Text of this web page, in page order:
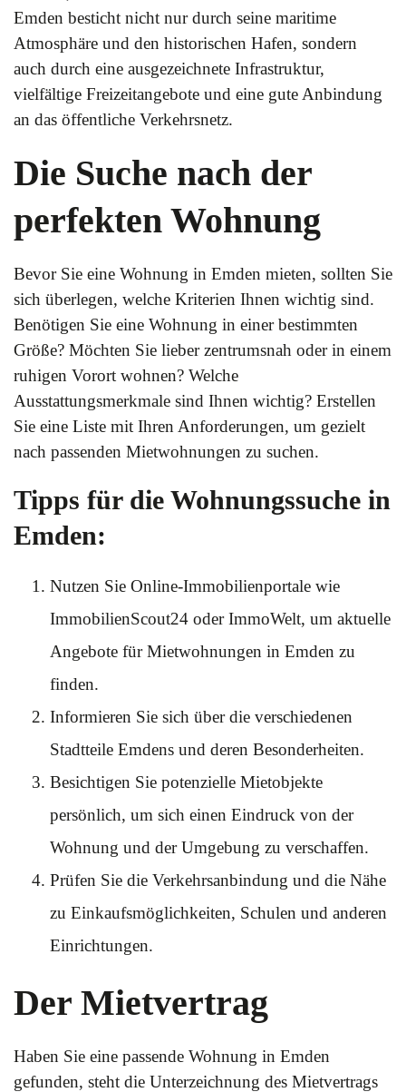
Emden besticht nicht nur durch seine maritime
Atmosphäre und den historischen Hafen, sondern
auch durch eine ausgezeichnete Infrastruktur,
vielfältige Freizeitangebote und eine gute Anbindung
an das öffentliche Verkehrsnetz.
Die Suche nach der
perfekten Wohnung
Bevor Sie eine Wohnung in Emden mieten, sollten Sie
sich überlegen, welche Kriterien Ihnen wichtig sind.
Benötigen Sie eine Wohnung in einer bestimmten
Größe? Möchten Sie lieber zentrumsnah oder in einem
ruhigen Vorort wohnen? Welche
Ausstattungsmerkmale sind Ihnen wichtig? Erstellen
Sie eine Liste mit Ihren Anforderungen, um gezielt
nach passenden Mietwohnungen zu suchen.
Tipps für die Wohnungssuche in
Emden:
Nutzen Sie Online-Immobilienportale wie
ImmobilienScout24 oder ImmoWelt, um aktuelle
Angebote für Mietwohnungen in Emden zu
finden.
Informieren Sie sich über die verschiedenen
Stadtteile Emdens und deren Besonderheiten.
Besichtigen Sie potenzielle Mietobjekte
persönlich, um sich einen Eindruck von der
Wohnung und der Umgebung zu verschaffen.
Prüfen Sie die Verkehrsanbindung und die Nähe
zu Einkaufsmöglichkeiten, Schulen und anderen
Einrichtungen.
Der Mietvertrag
Haben Sie eine passende Wohnung in Emden
gefunden, steht die Unterzeichnung des Mietvertrags